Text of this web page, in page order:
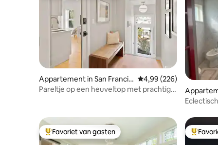
Appartement in San Francis
co
Gemiddelde
4,99 (226)
Pareltje op een heuveltop met prachtig
o
Topfavoriet van gasten
Favoriet van gasten